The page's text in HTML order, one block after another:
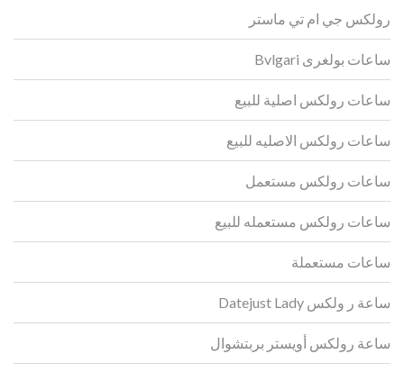
رولكس جي ام تي ماستر
ساعات بولغرى Bvlgari
ساعات رولكس اصلية للبيع
ساعات رولكس الاصليه للبيع
ساعات رولكس مستعمل
ساعات رولكس مستعمله للبيع
ساعات مستعملة
ساعة ر ولكس Datejust Lady
ساعة رولكس أويستر بربتشوال